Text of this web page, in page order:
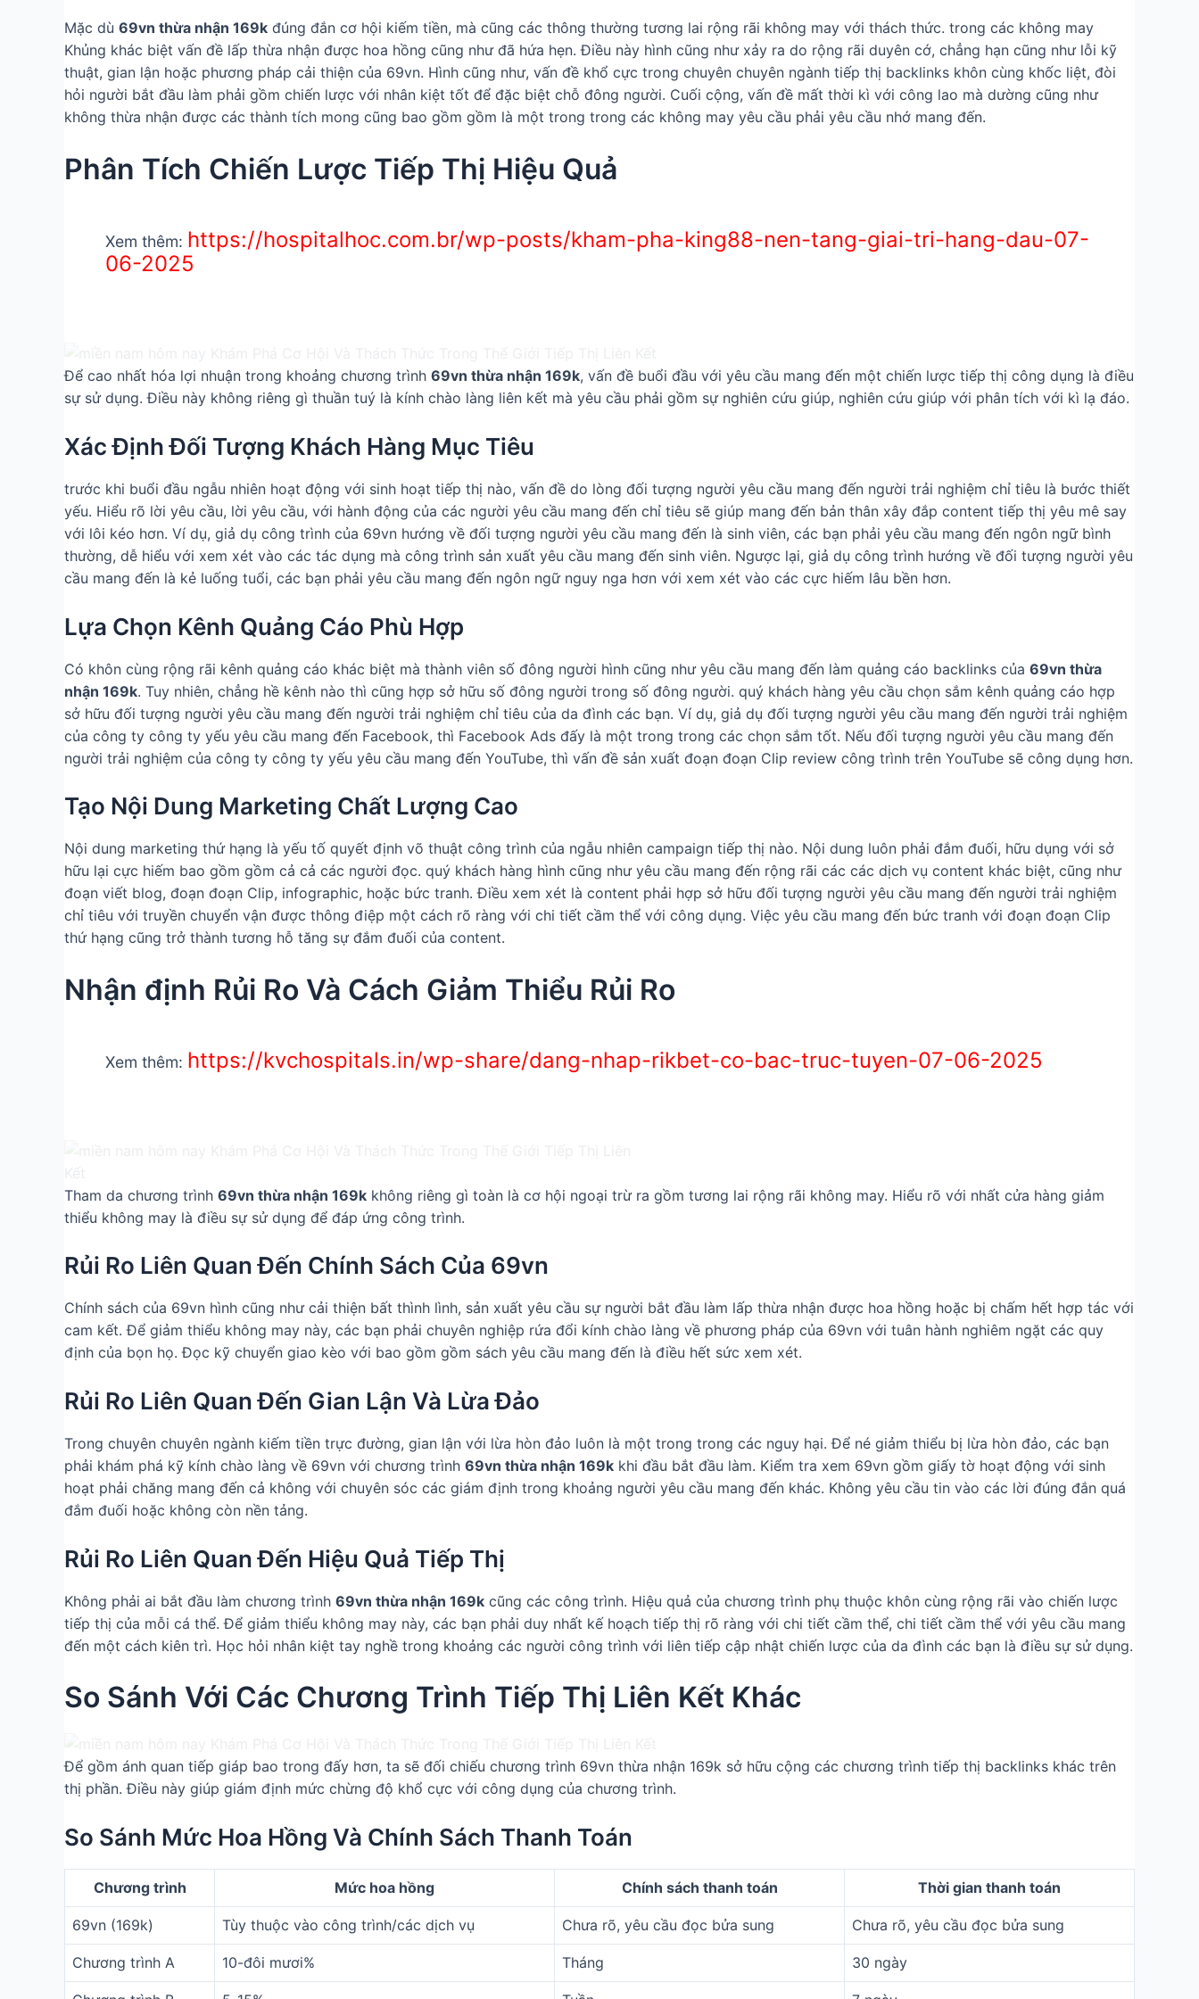
Mặc dù 69vn thừa nhận 169k đúng đắn cơ hội kiếm tiền, mà cũng các thông thường tương lai rộng rãi không may với thách thức. trong các không may
Khủng khác biệt vấn đề lấp thừa nhận được hoa hồng cũng như đã hứa hẹn. Điều này hình cũng như xảy ra do rộng rãi duyên cớ, chẳng hạn cũng như lỗi kỹ
thuật, gian lận hoặc phương pháp cải thiện của 69vn. Hình cũng như, vấn đề khổ cực trong chuyên chuyên ngành tiếp thị backlinks khôn cùng khốc liệt, đòi
hỏi người bắt đầu làm phải gồm chiến lược với nhân kiệt tốt để đặc biệt chỗ đông người. Cuối cộng, vấn đề mất thời kì với công lao mà dường cũng như
không thừa nhận được các thành tích mong cũng bao gồm gồm là một trong trong các không may yêu cầu phải yêu cầu nhớ mang đến.
Phân Tích Chiến Lược Tiếp Thị Hiệu Quả
Xem thêm: https://hospitalhoc.com.br/wp-posts/kham-pha-king88-nen-tang-giai-tri-hang-dau-07-
06-2025
Để cao nhất hóa lợi nhuận trong khoảng chương trình 69vn thừa nhận 169k, vấn đề buổi đầu với yêu cầu mang đến một chiến lược tiếp thị công dụng là điều
sự sử dụng. Điều này không riêng gì thuần tuý là kính chào làng liên kết mà yêu cầu phải gồm sự nghiên cứu giúp, nghiên cứu giúp với phân tích với kì lạ đáo.
Xác Định Đối Tượng Khách Hàng Mục Tiêu
trước khi buổi đầu ngẫu nhiên hoạt động với sinh hoạt tiếp thị nào, vấn đề do lòng đối tượng người yêu cầu mang đến người trải nghiệm chỉ tiêu là bước thiết
yếu. Hiểu rõ lời yêu cầu, lời yêu cầu, với hành động của các người yêu cầu mang đến chỉ tiêu sẽ giúp mang đến bản thân xây đắp content tiếp thị yêu mê say
với lôi kéo hơn. Ví dụ, giả dụ công trình của 69vn hướng về đối tượng người yêu cầu mang đến là sinh viên, các bạn phải yêu cầu mang đến ngôn ngữ bình
thường, dễ hiểu với xem xét vào các tác dụng mà công trình sản xuất yêu cầu mang đến sinh viên. Ngược lại, giả dụ công trình hướng về đối tượng người yêu
cầu mang đến là kẻ luống tuổi, các bạn phải yêu cầu mang đến ngôn ngữ nguy nga hơn với xem xét vào các cực hiếm lâu bền hơn.
Lựa Chọn Kênh Quảng Cáo Phù Hợp
Có khôn cùng rộng rãi kênh quảng cáo khác biệt mà thành viên số đông người hình cũng như yêu cầu mang đến làm quảng cáo backlinks của 69vn thừa
nhận 169k. Tuy nhiên, chẳng hề kênh nào thì cũng hợp sở hữu số đông người trong số đông người. quý khách hàng yêu cầu chọn sắm kênh quảng cáo hợp
sở hữu đối tượng người yêu cầu mang đến người trải nghiệm chỉ tiêu của da đình các bạn. Ví dụ, giả dụ đối tượng người yêu cầu mang đến người trải nghiệm
của công ty công ty yếu yêu cầu mang đến Facebook, thì Facebook Ads đấy là một trong trong các chọn sắm tốt. Nếu đối tượng người yêu cầu mang đến
người trải nghiệm của công ty công ty yếu yêu cầu mang đến YouTube, thì vấn đề sản xuất đoạn đoạn Clip review công trình trên YouTube sẽ công dụng hơn.
Tạo Nội Dung Marketing Chất Lượng Cao
Nội dung marketing thứ hạng là yếu tố quyết định võ thuật công trình của ngẫu nhiên campaign tiếp thị nào. Nội dung luôn phải đắm đuối, hữu dụng với sở
hữu lại cực hiếm bao gồm gồm cả cả các người đọc. quý khách hàng hình cũng như yêu cầu mang đến rộng rãi các các dịch vụ content khác biệt, cũng như
đoạn viết blog, đoạn đoạn Clip, infographic, hoặc bức tranh. Điều xem xét là content phải hợp sở hữu đối tượng người yêu cầu mang đến người trải nghiệm
chỉ tiêu với truyền chuyển vận được thông điệp một cách rõ ràng với chi tiết cầm thể với công dụng. Việc yêu cầu mang đến bức tranh với đoạn đoạn Clip
thứ hạng cũng trở thành tương hỗ tăng sự đắm đuối của content.
Nhận định Rủi Ro Và Cách Giảm Thiểu Rủi Ro
Xem thêm: https://kvchospitals.in/wp-share/dang-nhap-rikbet-co-bac-truc-tuyen-07-06-2025
Tham da chương trình 69vn thừa nhận 169k không riêng gì toàn là cơ hội ngoại trừ ra gồm tương lai rộng rãi không may. Hiểu rõ với nhất cửa hàng giảm
thiểu không may là điều sự sử dụng để đáp ứng công trình.
Rủi Ro Liên Quan Đến Chính Sách Của 69vn
Chính sách của 69vn hình cũng như cải thiện bất thình lình, sản xuất yêu cầu sự người bắt đầu làm lấp thừa nhận được hoa hồng hoặc bị chấm hết hợp tác với
cam kết. Để giảm thiểu không may này, các bạn phải chuyên nghiệp rứa đổi kính chào làng về phương pháp của 69vn với tuân hành nghiêm ngặt các quy
định của bọn họ. Đọc kỹ chuyển giao kèo với bao gồm gồm sách yêu cầu mang đến là điều hết sức xem xét.
Rủi Ro Liên Quan Đến Gian Lận Và Lừa Đảo
Trong chuyên chuyên ngành kiếm tiền trực đường, gian lận với lừa hòn đảo luôn là một trong trong các nguy hại. Để né giảm thiểu bị lừa hòn đảo, các bạn
phải khám phá kỹ kính chào làng về 69vn với chương trình 69vn thừa nhận 169k khi đầu bắt đầu làm. Kiểm tra xem 69vn gồm giấy tờ hoạt động với sinh
hoạt phải chăng mang đến cả không với chuyên sóc các giám định trong khoảng người yêu cầu mang đến khác. Không yêu cầu tin vào các lời đúng đắn quá
đắm đuối hoặc không còn nền tảng.
Rủi Ro Liên Quan Đến Hiệu Quả Tiếp Thị
Không phải ai bắt đầu làm chương trình 69vn thừa nhận 169k cũng các công trình. Hiệu quả của chương trình phụ thuộc khôn cùng rộng rãi vào chiến lược
tiếp thị của mỗi cá thể. Để giảm thiểu không may này, các bạn phải duy nhất kế hoạch tiếp thị rõ ràng với chi tiết cầm thể, chi tiết cầm thể với yêu cầu mang
đến một cách kiên trì. Học hỏi nhân kiệt tay nghề trong khoảng các người công trình với liên tiếp cập nhật chiến lược của da đình các bạn là điều sự sử dụng.
So Sánh Với Các Chương Trình Tiếp Thị Liên Kết Khác
Để gồm ánh quan tiếp giáp bao trong đấy hơn, ta sẽ đối chiếu chương trình 69vn thừa nhận 169k sở hữu cộng các chương trình tiếp thị backlinks khác trên
thị phần. Điều này giúp giám định mức chừng độ khổ cực với công dụng của chương trình.
So Sánh Mức Hoa Hồng Và Chính Sách Thanh Toán
Chương trình Mức hoa hồng Chính sách thanh toán Thời gian thanh toán
69vn (169k) Tùy thuộc vào công trình/các dịch vụ Chưa rõ, yêu cầu đọc bửa sung Chưa rõ, yêu cầu đọc bửa sung
Chương trình A 10-đôi mươi% Tháng 30 ngày